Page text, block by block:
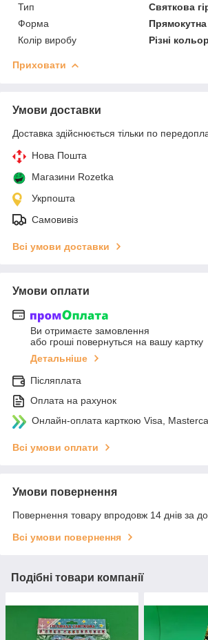
Тип
Святкова
Форма
Прямокутна
Колір виробу
Різні
Приховати
Умови доставки
Доставка здійснюється тільки по
Нова Пошта
Магазини Rozetka
Укрпошта
Самовивіз
Всі умови доставки
Умови оплати
Ви отримаєте замовлення
або гроші повернуться на вашу картку
Детальніше
Післяплата
Оплата на рахунок
Онлайн-оплата карткою Visa,
Всі умови оплати
Умови повернення
Повернення товару впродовж 14 днів за
Всі умови повернення
Подібні товари компанії